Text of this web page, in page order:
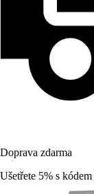
Doprava zdarma
Ušetřete 5% s kódem